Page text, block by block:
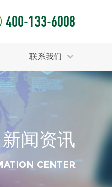
400-133-6008
联系我们
检测
光伏检测
新闻资讯
CENTER